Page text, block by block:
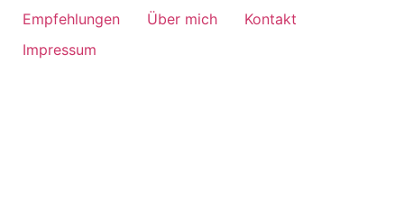
Empfehlungen
Über mich
Kontakt
Impressum